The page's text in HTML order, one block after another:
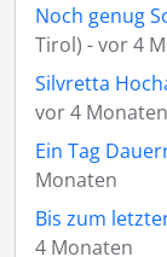
Noch genug
Tirol) - vor 4
Silvretta
vor 4 Monaten
Ein Tag
Monaten
Bis zum
4 Monaten